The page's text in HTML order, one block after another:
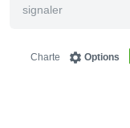
signaler
Options
Charte